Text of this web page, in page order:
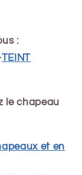
:
TEINT
le chapeau
et en